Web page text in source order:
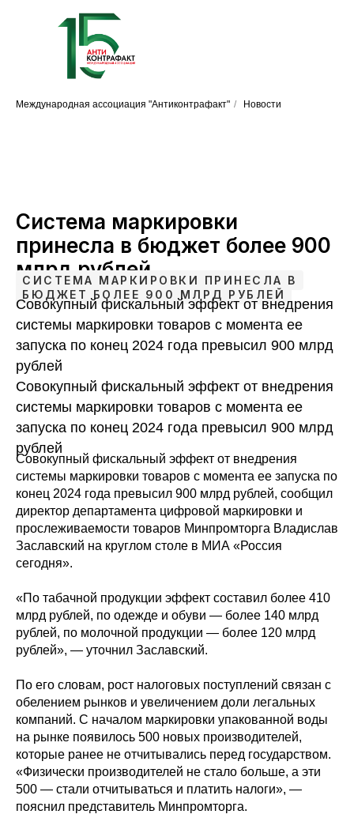
Международная ассоциация "Антиконтрафакт" / Новости
Система маркировки
принесла в бюджет более 900
млрд рублей
СИСТЕМА МАРКИРОВКИ ПРИНЕСЛА В
БЮДЖЕТ БОЛЕЕ 900 МЛРД РУБЛЕЙ
Совокупный фискальный эффект от внедрения
системы маркировки товаров с момента ее
запуска по конец 2024 года превысил 900 млрд
рублей
Совокупный фискальный эффект от внедрения
системы маркировки товаров с момента ее
запуска по конец 2024 года превысил 900 млрд
рублей
Совокупный фискальный эффект от внедрения
системы маркировки товаров с момента ее запуска по
конец 2024 года превысил 900 млрд рублей, сообщил
директор департамента цифровой маркировки и
прослеживаемости товаров Минпромторга Владислав
Заславский на круглом столе в МИА «Россия
сегодня».
«По табачной продукции эффект составил более 410
млрд рублей, по одежде и обуви — более 140 млрд
рублей, по молочной продукции — более 120 млрд
рублей», — уточнил Заславский.
По его словам, рост налоговых поступлений связан с
обелением рынков и увеличением доли легальных
компаний. С началом маркировки упакованной воды
на рынке появилось 500 новых производителей,
которые ранее не отчитывались перед государством.
«Физически производителей не стало больше, а эти
500 — стали отчитываться и платить налоги», —
пояснил представитель Минпромторга.